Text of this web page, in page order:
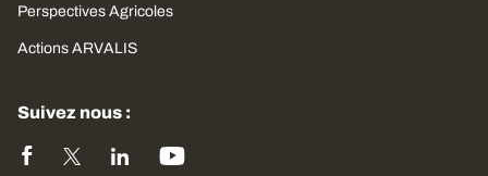
Perspectives Agricoles
Actions ARVALIS
Suivez nous :